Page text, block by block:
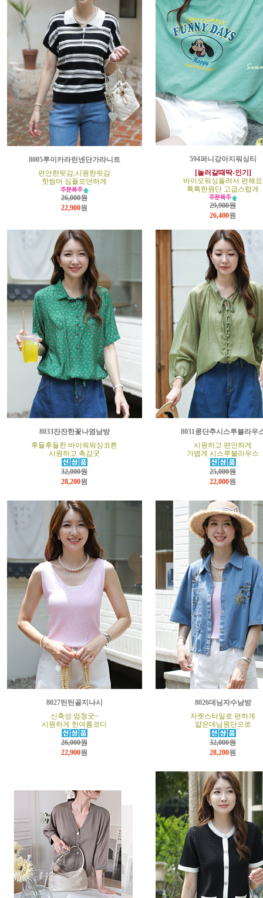
8005루이카라린넨단가라니트
편안한핏감,시원한핏감
핫썸머 심플모던하게
26,000원
22,900원
594퍼니강아지워싱티
[놀러갈때딱-인기]
바이오워싱돌려서 편해요
톡톡한원단 고급스럽게
29,900원
26,400원
8033잔잔한꽃나염남방
후들후들한 바이워워싱코튼
시원하고 촉감굿
32,000원
28,200원
8031콩단추시스루블라우
시원하고 편안하게
가볍게 시스루블라우스
25,000원
22,000원
8027틴틴골지나시
신축성 엄청굿~
시원하게 한여름코디
26,000원
22,900원
8026데님자수남방
자켓스타일로 편하게
얇은데님원단으로
32,000원
28,200원